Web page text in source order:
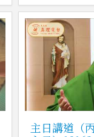
主日講道（